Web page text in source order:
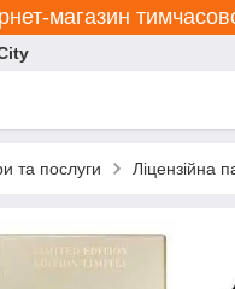
магазин
та послуги Ліцензійна